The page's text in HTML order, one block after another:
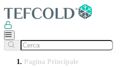
Pagina Principale